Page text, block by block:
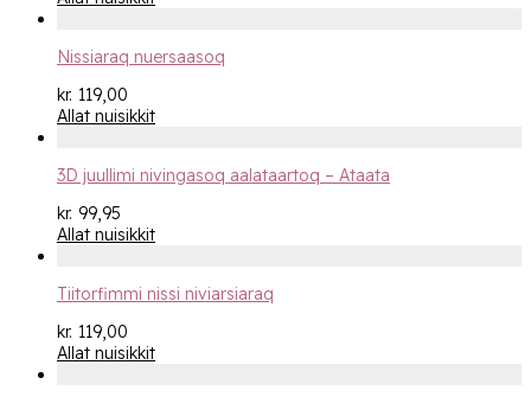
Nissiaraq nuersaasoq
kr. 119,00
Allat nuisikkit
3D juullimi nivingasoq aalataartoq – Ataata
kr. 99,95
Allat nuisikkit
Tiitorfimmi nissi niviarsiaraq
kr. 119,00
Allat nuisikkit